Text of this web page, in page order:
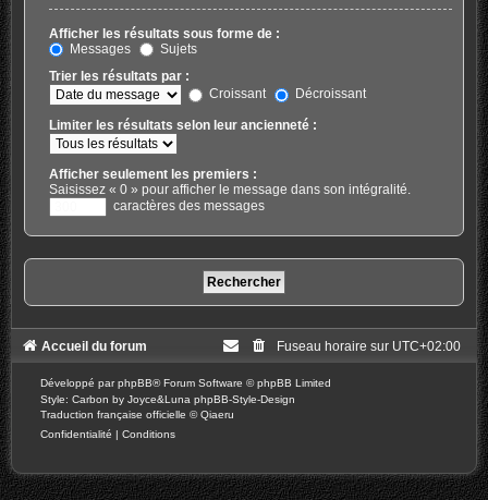
Afficher les résultats sous forme de :
Messages
Sujets
Trier les résultats par :
Croissant
Décroissant
Limiter les résultats selon leur ancienneté :
Afficher seulement les premiers :
Saisissez « 0 » pour afficher le message dans son intégralité.
caractères des messages
Accueil du forum Fuseau horaire sur UTC+02:00
Développé parphpBB® Forum Software © phpBB Limited
Style: Carbon by Joyce&Luna phpBB-Style-Design
Traduction française officielle ©Qiaeru
Confidentialité | Conditions